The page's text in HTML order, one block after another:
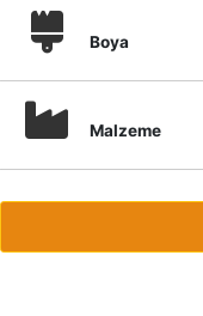
Boya
Malzeme